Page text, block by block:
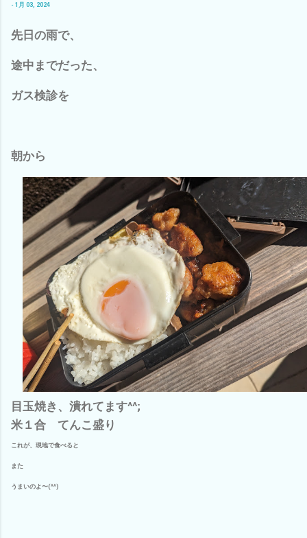
- 1月 03, 2024
先日の雨で、
途中までだった、
ガス検診を
朝から
目玉焼き、潰れてます^^;
米１合 てんこ盛り
これが、現地で食べると
また
うまいのよ〜(^^)